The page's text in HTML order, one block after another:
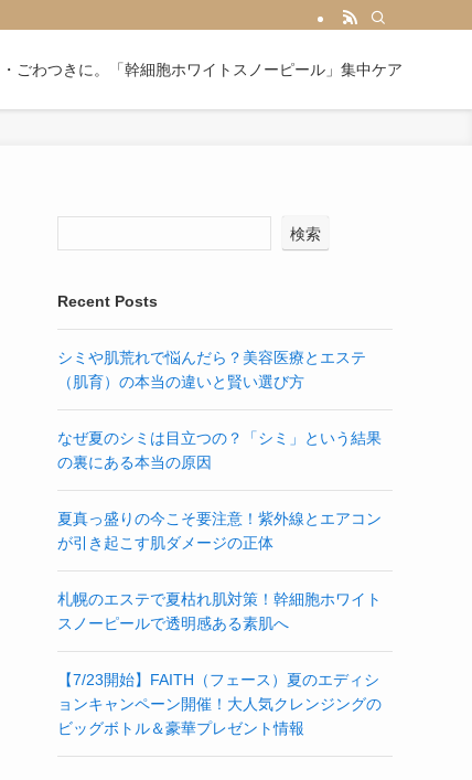
ごわつきに。「幹細胞ホワイトスノーピール」集中ケア
検索
Recent Posts
シミや肌荒れで悩んだら？美容医療とエステ
（肌育）の本当の違いと賢い選び方
なぜ夏のシミは目立つの？「シミ」という結果
の裏にある本当の原因
夏真っ盛りの今こそ要注意！紫外線とエアコン
が引き起こす肌ダメージの正体
札幌のエステで夏枯れ肌対策！幹細胞ホワイト
スノーピールで透明感ある素肌へ
【7/23開始】FAITH（フェース）夏のエディシ
ョンキャンペーン開催！大人気クレンジングの
ビッグボトル＆豪華プレゼント情報